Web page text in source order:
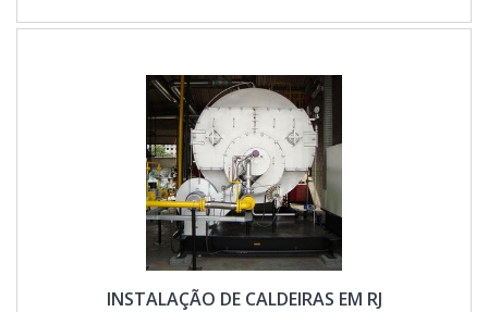
sofisticados para otimizar as entregas. Tudo isso, somado à
todo o ciclo de entrega com excelência para toda a carteira
INSTALAÇÃO DE CALDEIRAS EM RJ